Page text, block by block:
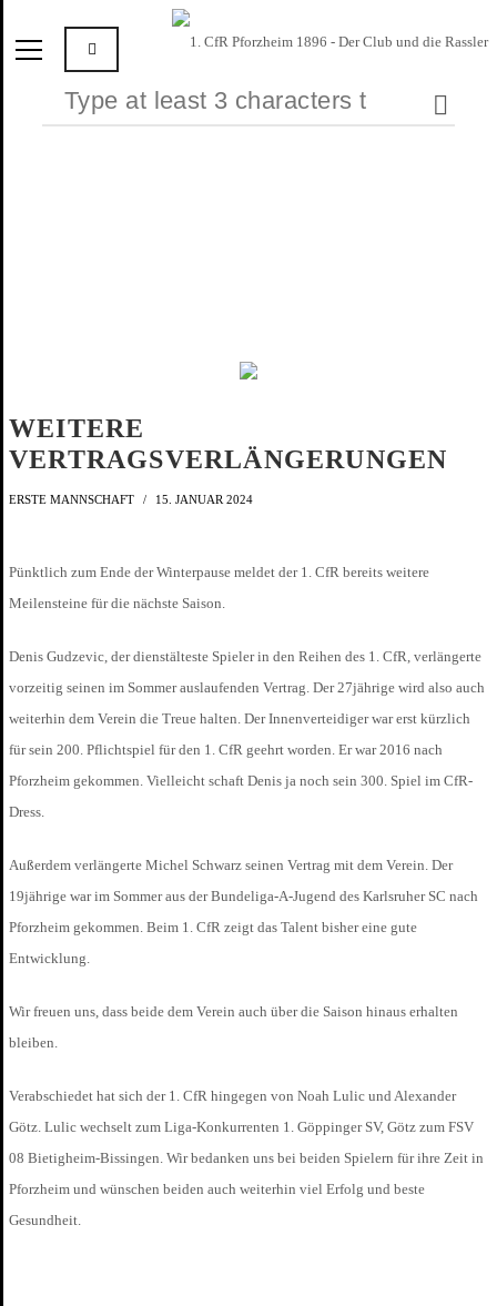
WEITERE
VERTRAGSVERLÄNGERUNGEN
ERSTE MANNSCHAFT 15. JANUAR 2024
Pünktlich zum Ende der Winterpause meldet der 1. CfR bereits weitere
Meilensteine für die nächste Saison.
Denis Gudzevic, der dienstälteste Spieler in den Reihen des 1. CfR, verlängerte
vorzeitig seinen im Sommer auslaufenden Vertrag. Der 27jährige wird also auch
weiterhin dem Verein die Treue halten. Der Innenverteidiger war erst kürzlich
für sein 200. Pflichtspiel für den 1. CfR geehrt worden. Er war 2016 nach
Pforzheim gekommen. Vielleicht schaft Denis ja noch sein 300. Spiel im CfR-
Dress.
Außerdem verlängerte Michel Schwarz seinen Vertrag mit dem Verein. Der
19jährige war im Sommer aus der Bundeliga-A-Jugend des Karlsruher SC nach
Pforzheim gekommen. Beim 1. CfR zeigt das Talent bisher eine gute
Entwicklung.
Wir freuen uns, dass beide dem Verein auch über die Saison hinaus erhalten
bleiben.
Verabschiedet hat sich der 1. CfR hingegen von Noah Lulic und Alexander
Götz. Lulic wechselt zum Liga-Konkurrenten 1. Göppinger SV, Götz zum FSV
08 Bietigheim-Bissingen. Wir bedanken uns bei beiden Spielern für ihre Zeit in
Pforzheim und wünschen beiden auch weiterhin viel Erfolg und beste
Gesundheit.